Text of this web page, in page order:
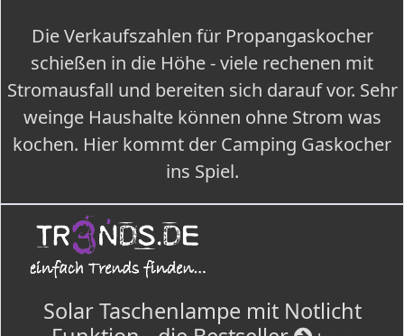
Die Verkaufszahlen für Propangaskocher
schießen in die Höhe - viele rechenen mit
Stromausfall und bereiten sich darauf vor. Sehr
weinge Haushalte können ohne Strom was
kochen. Hier kommt der Camping Gaskocher
ins Spiel.
Solar Taschenlampe mit Notlicht